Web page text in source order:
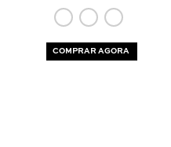
COMPRAR AGORA